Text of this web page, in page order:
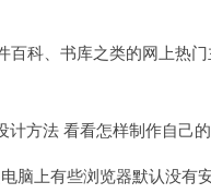
科、书库之类的网上热门
上有些浏览器默认没有